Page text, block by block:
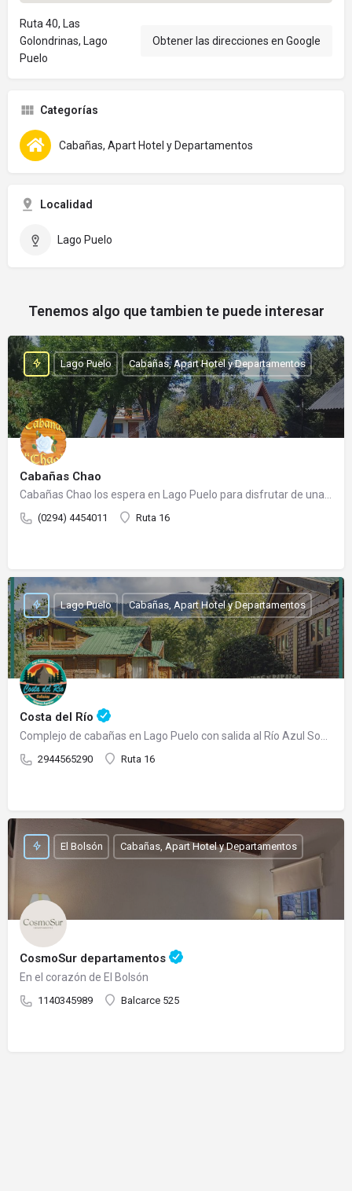
Ruta 40, Las
Golondrinas, Lago
Puelo
Obtener las direcciones en Google
Categorías
Cabañas, Apart Hotel y Departamentos
Localidad
Lago Puelo
Tenemos algo que tambien te puede interesar
Cabañas Chao
(0294) 4454011 Ruta 16
Lago Puelo Cabañas, Apart Hotel y Departamentos
Costa del Río
2944565290 Ruta 16
Lago Puelo Cabañas, Apart Hotel y Departamentos
CosmoSur departamentos
En el corazón de El Bolsón
1140345989 Balcarce 525
El Bolsón Cabañas, Apart Hotel y Departamentos